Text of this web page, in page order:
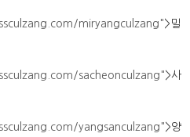
miryangculzang">밀
sacheonculzang">사
yangsanculzang">양